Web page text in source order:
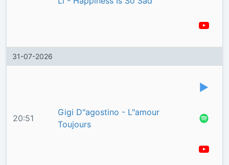
31-07-2026
20:51
Gigi D"agostino - L"amour
Toujours